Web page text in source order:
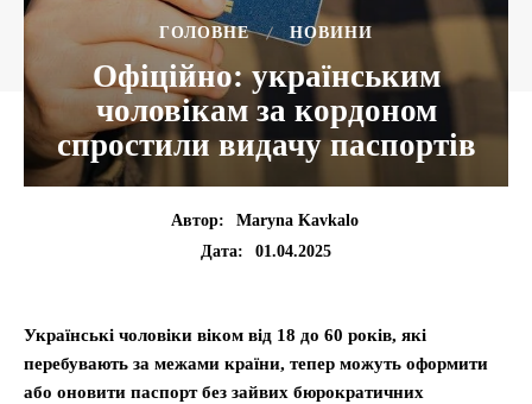
ГОЛОВНЕ НОВИНИ
Офіційно: українським
чоловікам за кордоном
спростили видачу паспортів
Автор:
Maryna Kavkalo
Дата:
01.04.2025
Українські чоловіки віком від 18 до 60 років, які
перебувають за межами країни, тепер можуть оформити
або оновити паспорт без зайвих бюрократичних